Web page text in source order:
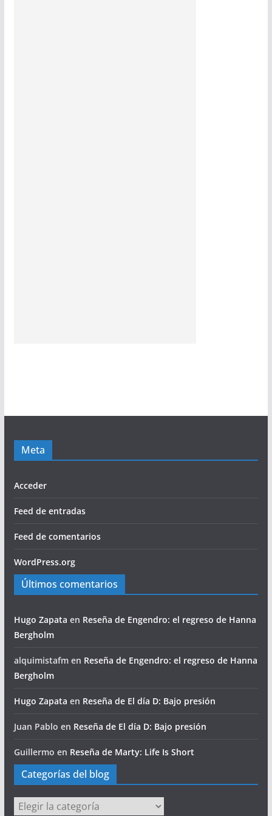
Meta
Acceder
Feed de entradas
Feed de comentarios
WordPress.org
Últimos comentarios
Hugo Zapata en Reseña de Engendro: el regreso de Hanna
Bergholm
alquimistafmen Reseña de Engendro: el regreso de Hanna
Bergholm
Hugo Zapata en Reseña de El día D: Bajo presión
Juan Pablo en Reseña de El día D: Bajo presión
Guillermo en Reseña de Marty: Life Is Short
Categorías del blog
Categorías